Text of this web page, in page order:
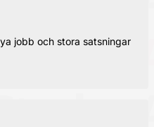
jobb och stora satsningar